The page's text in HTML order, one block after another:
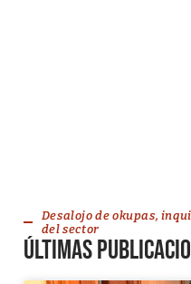
Desalojo de okupas,
del sector
Últimas